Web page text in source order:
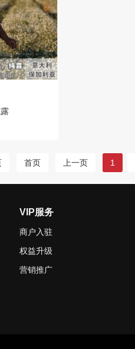
首页 上一页 1
VIP服务
商户入驻
权益升级
营销推广